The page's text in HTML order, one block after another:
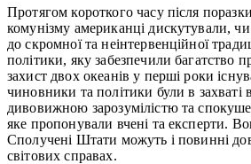
Протягом короткого часу після
комунізму американці дискутували,
до скромної та неінтервенційної
політики, яку забезпечили багатство
захист двох океанів у перші роки
чиновники та політики були в захваті
дивовижною зарозумілістю та
яке пропонували вчені та експерти.
Сполучені Штати можуть і повинні
світових справах.